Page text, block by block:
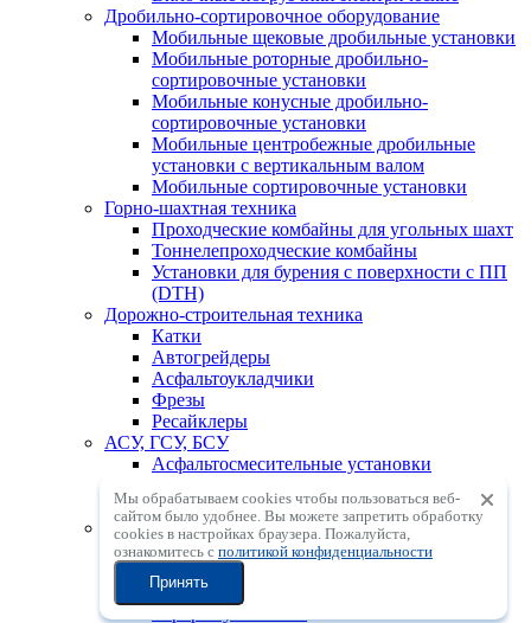
Дробильно-сортировочное оборудование
Мобильные щековые дробильные установки
Мобильные роторные дробильно-
сортировочные установки
Мобильные конусные дробильно-
сортировочные установки
Мобильные центробежные дробильные
установки с вертикальным валом
Мобильные сортировочные установки
Горно-шахтная техника
Проходческие комбайны для угольных шахт
Тоннелепроходческие комбайны
Установки для бурения с поверхности с ПП
(DTH)
Дорожно-строительная техника
Катки
Автогрейдеры
Асфальтоукладчики
Фрезы
Ресайклеры
АСУ, ГСУ, БСУ
Асфальтосмесительные установки
Бетоносмесительные установки
Бетонное оборудование
Бетонораспределительные стрелы
Автобетононасосы
Автобетоносмесители
Мы обрабатываем cookies чтобы пользоваться веб-
сайтом было удобнее. Вы можете запретить обработку
сookies в настройках браузера. Пожалуйста,
ознакомитесь с политикой конфиденциальности
Принять